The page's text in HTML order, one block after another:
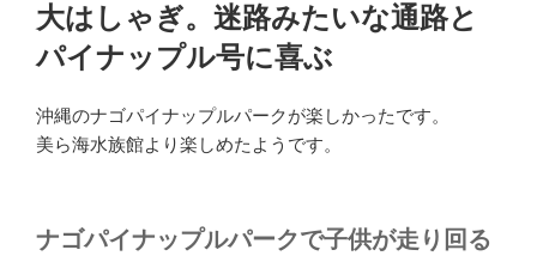
大はしゃぎ。迷路みたいな通路と
パイナップル号に喜ぶ
沖縄のナゴパイナップルパークが楽しかったです。
美ら海水族館より楽しめたようです。
ナゴパイナップルパークで子供が走り回る